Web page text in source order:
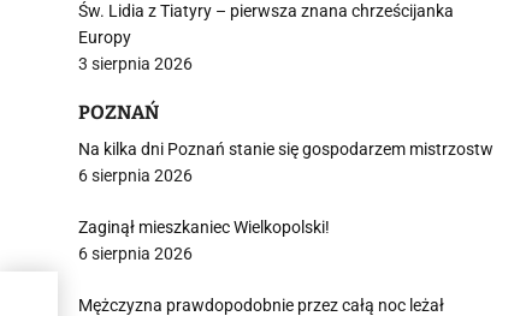
Św. Lidia z Tiatyry – pierwsza znana chrześcijanka
Europy
3 sierpnia 2026
POZNAŃ
Na kilka dni Poznań stanie się gospodarzem mistrzostw
6 sierpnia 2026
Zaginął mieszkaniec Wielkopolski!
6 sierpnia 2026
Mężczyzna prawdopodobnie przez całą noc leżał